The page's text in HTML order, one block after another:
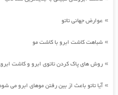
» عوارض جهانی تاتو
» شباهت کاشت ابرو با کاشت مو
» روش های پاک کردن تاتوی ابرو و کاشت
»آیا تاتو باعث از بین رفتن موهای ابرو می